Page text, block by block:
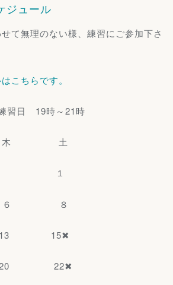
ジュール
て無理のない様、練習にご参加下さ
こちらです。
日 19時～21時
土
８
15✖
22✖